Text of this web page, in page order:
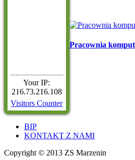
Pracownia
Your IP:
216.73.216.108
Visitors Counter
BIP
KONTAKT Z NAMI
Copyright © 2013 ZS Marzenin